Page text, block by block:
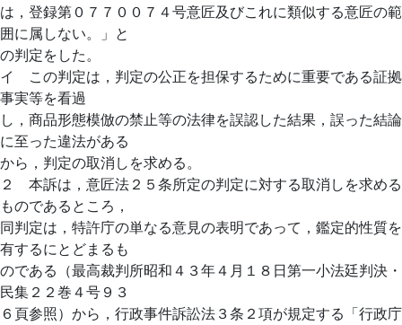
は，登録第０７７００７４号意匠及びこれに類似する意匠の範
囲に属しない。」と
の判定をした。
イ この判定は，判定の公正を担保するために重要である証拠
事実等を看過
し，商品形態模倣の禁止等の法律を誤認した結果，誤った結論
に至った違法がある
から，判定の取消しを求める。
２ 本訴は，意匠法２５条所定の判定に対する取消しを求める
ものであるところ，
同判定は，特許庁の単なる意見の表明であって，鑑定的性質を
有するにとどまるも
のである（最高裁判所昭和４３年４月１８日第一小法廷判決・
民集２２巻４号９３
６頁参照）から，行政事件訴訟法３条２項が規定する「行政庁